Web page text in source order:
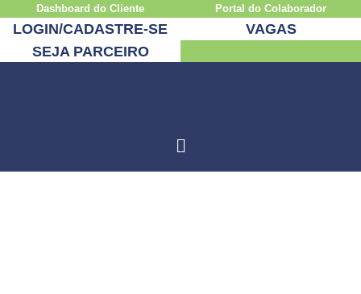
Dashboard do Cliente Portal do Colaborador
LOGIN/CADASTRE-SE
VAGAS
SEJA PARCEIRO